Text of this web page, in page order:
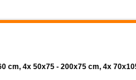
cm, 4x 50x75 - 200x75 cm, 4x